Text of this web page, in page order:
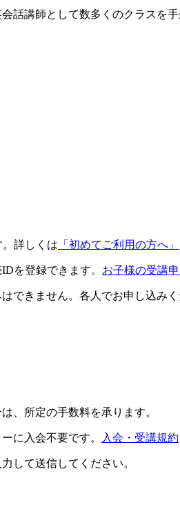
話講師として数多くのクラスを
詳しくは 「初めてご利用の方へ」
を登録できます。 お子様の受講
できません。各人でお申し込み
、所定の手数料を承ります。
に入会不要です。 入会・受講規約
して送信してください。